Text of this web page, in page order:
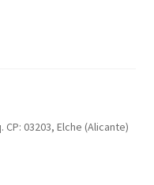
CP: 03203, Elche (Alicante)